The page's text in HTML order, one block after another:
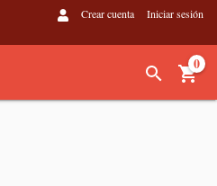
Crear cuenta Iniciar sesión
0